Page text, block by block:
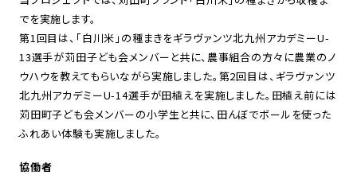
でを実施します。
第1回目は、「白川米」の種まきをギラヴァンツ北九州アカデミーU-
13選手が苅田子ども会メンバーと共に、農事組合の方々に農業のノ
ウハウを教えてもらいながら実施しました。第2回目は、ギラヴァンツ
北九州アカデミーU-14選手が田植えを実施しました。田植え前には
苅田町子ども会メンバーの小学生と共に、田んぼでボールを使った
ふれあい体験も実施しました。
協働者